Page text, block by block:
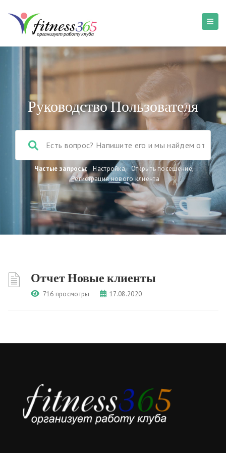
Руководство Пользователя
Частые запросы: Настройка, Открыть посещение,
Регистрация нового клиента
Отчет Новые клиенты
716 просмотры 17.08.2020